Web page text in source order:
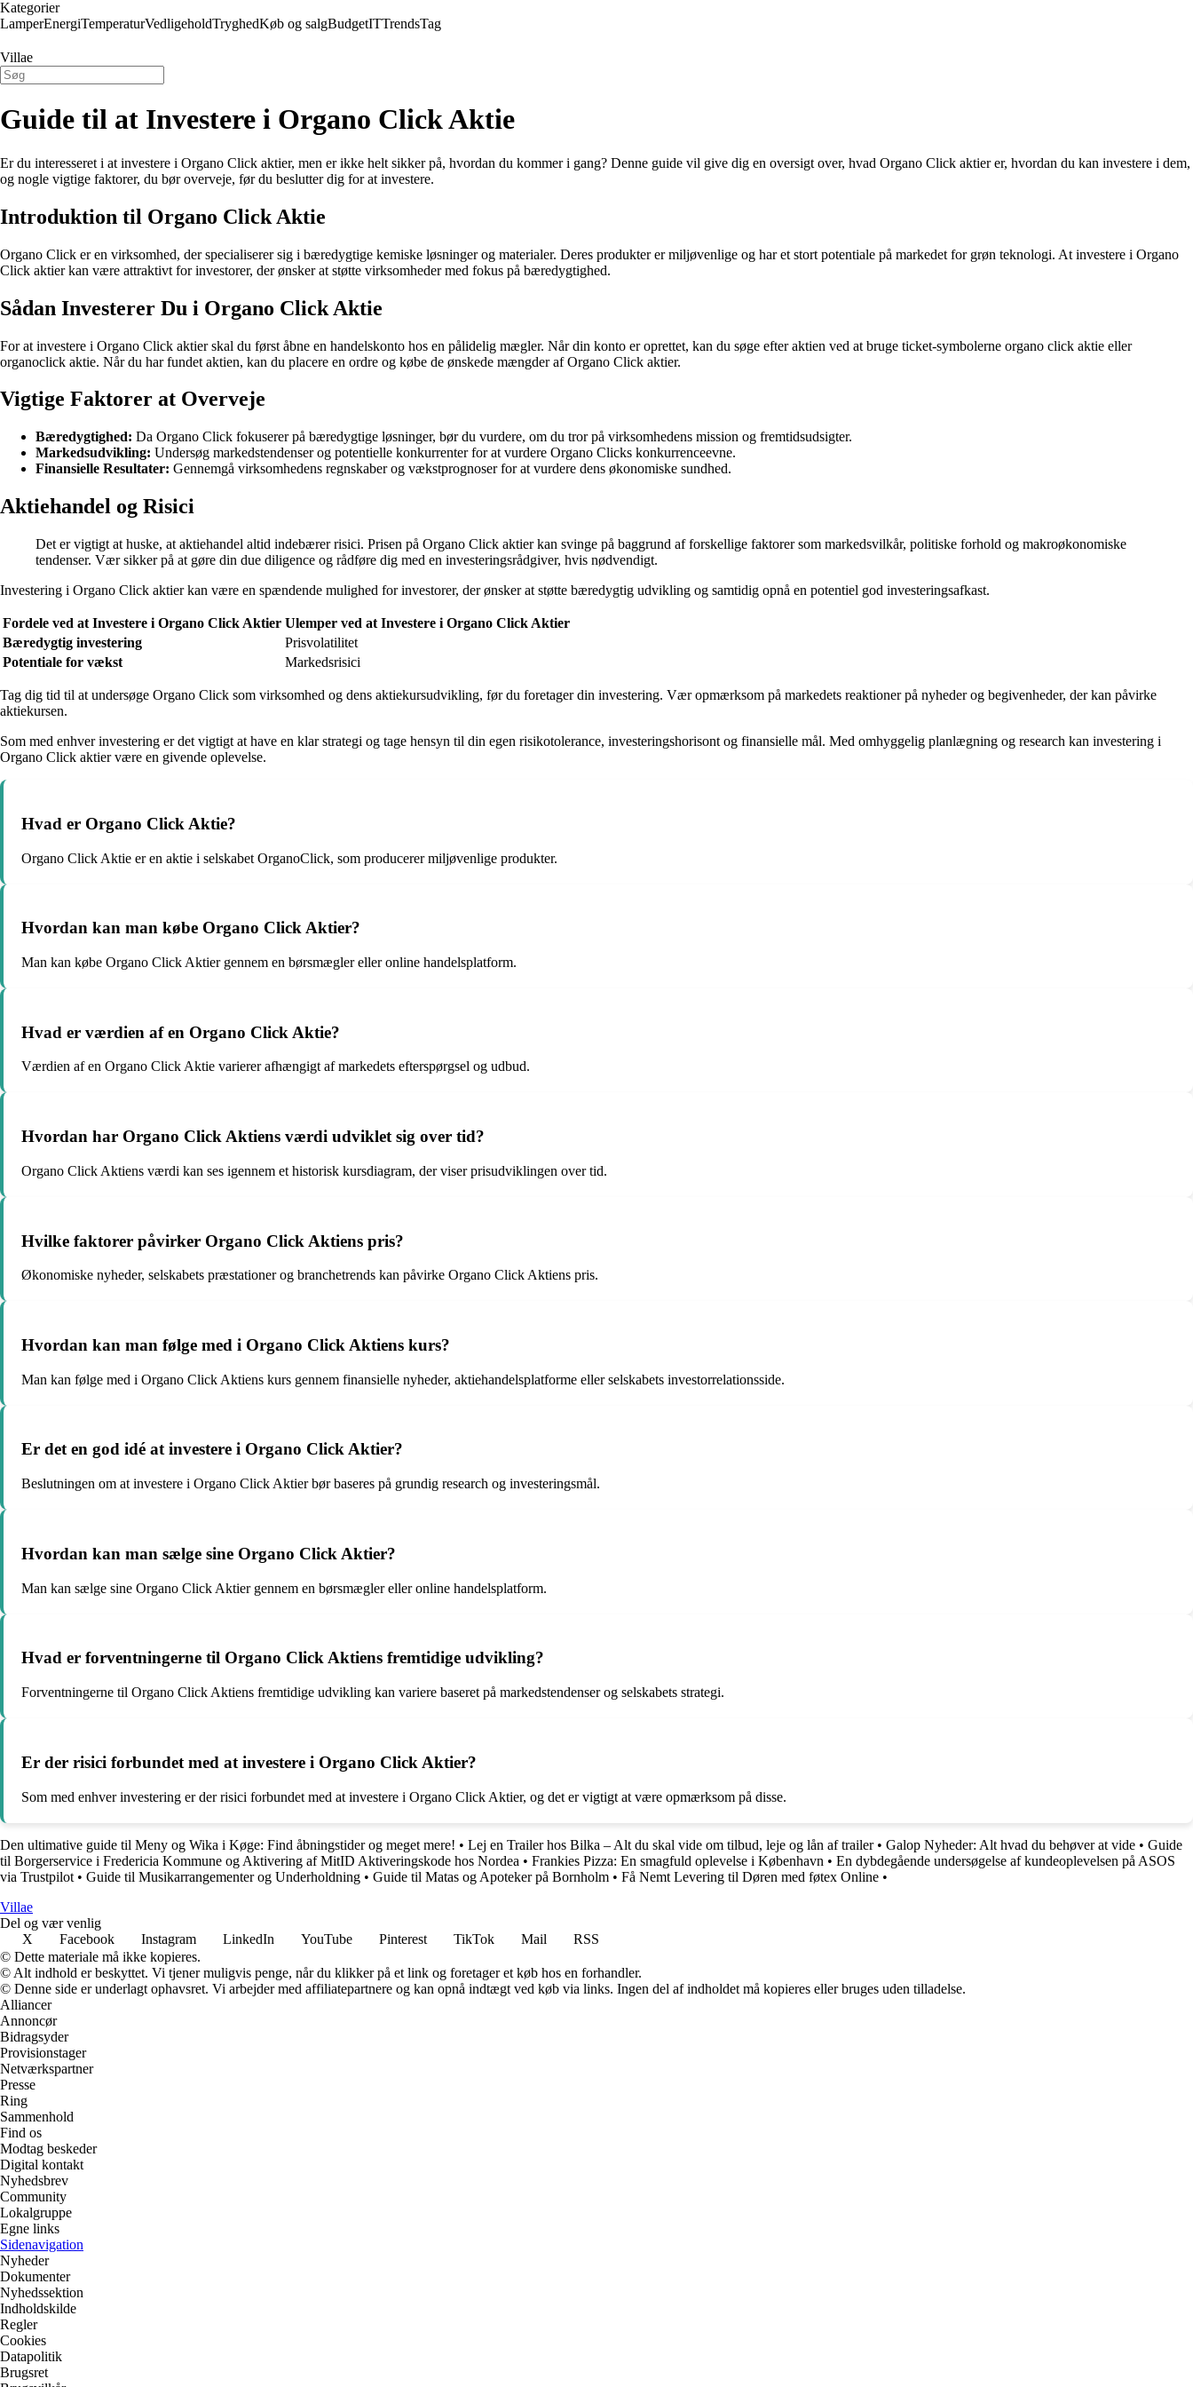
Kategorier
LamperEnergiTemperaturVedligeholdTryghedKøb og salgBudgetITTrendsTag
Villae
Guide til at Investere i Organo Click Aktie
Er du interesseret i at investere i Organo Click aktier, men er ikke helt sikker på, hvordan du kommer i gang? Denne guide vil give dig en oversigt over, hvad Organo Click aktier er, hvordan du kan investere i dem,
og nogle vigtige faktorer, du bør overveje, før du beslutter dig for at investere.
Introduktion til Organo Click Aktie
Organo Click er en virksomhed, der specialiserer sig i bæredygtige kemiske løsninger og materialer. Deres produkter er miljøvenlige og har et stort potentiale på markedet for grøn teknologi. At investere i Organo
Click aktier kan være attraktivt for investorer, der ønsker at støtte virksomheder med fokus på bæredygtighed.
Sådan Investerer Du i Organo Click Aktie
For at investere i Organo Click aktier skal du først åbne en handelskonto hos en pålidelig mægler. Når din konto er oprettet, kan du søge efter aktien ved at bruge ticket-symbolerne organo click aktie eller
organoclick aktie. Når du har fundet aktien, kan du placere en ordre og købe de ønskede mængder af Organo Click aktier.
Vigtige Faktorer at Overveje
Bæredygtighed: Da Organo Click fokuserer på bæredygtige løsninger, bør du vurdere, om du tror på virksomhedens mission og fremtidsudsigter.
Markedsudvikling: Undersøg markedstendenser og potentielle konkurrenter for at vurdere Organo Clicks konkurrenceevne.
Finansielle Resultater: Gennemgå virksomhedens regnskaber og vækstprognoser for at vurdere dens økonomiske sundhed.
Aktiehandel og Risici
Det er vigtigt at huske, at aktiehandel altid indebærer risici. Prisen på Organo Click aktier kan svinge på baggrund af forskellige faktorer som markedsvilkår, politiske forhold og makroøkonomiske
tendenser. Vær sikker på at gøre din due diligence og rådføre dig med en investeringsrådgiver, hvis nødvendigt.
Investering i Organo Click aktier kan være en spændende mulighed for investorer, der ønsker at støtte bæredygtig udvikling og samtidig opnå en potentiel god investeringsafkast.
Fordele ved at Investere i Organo Click Aktier Ulemper ved at Investere i Organo Click Aktier
Bæredygtig investering
Prisvolatilitet
Potentiale for vækst
Markedsrisici
Tag dig tid til at undersøge Organo Click som virksomhed og dens aktiekursudvikling, før du foretager din investering. Vær opmærksom på markedets reaktioner på nyheder og begivenheder, der kan påvirke
aktiekursen.
Som med enhver investering er det vigtigt at have en klar strategi og tage hensyn til din egen risikotolerance, investeringshorisont og finansielle mål. Med omhyggelig planlægning og research kan investering i
Organo Click aktier være en givende oplevelse.
Hvad er Organo Click Aktie?
Organo Click Aktie er en aktie i selskabet OrganoClick, som producerer miljøvenlige produkter.
Hvordan kan man købe Organo Click Aktier?
Man kan købe Organo Click Aktier gennem en børsmægler eller online handelsplatform.
Hvad er værdien af en Organo Click Aktie?
Værdien af en Organo Click Aktie varierer afhængigt af markedets efterspørgsel og udbud.
Hvordan har Organo Click Aktiens værdi udviklet sig over tid?
Organo Click Aktiens værdi kan ses igennem et historisk kursdiagram, der viser prisudviklingen over tid.
Hvilke faktorer påvirker Organo Click Aktiens pris?
Økonomiske nyheder, selskabets præstationer og branchetrends kan påvirke Organo Click Aktiens pris.
Hvordan kan man følge med i Organo Click Aktiens kurs?
Man kan følge med i Organo Click Aktiens kurs gennem finansielle nyheder, aktiehandelsplatforme eller selskabets investorrelationsside.
Er det en god idé at investere i Organo Click Aktier?
Beslutningen om at investere i Organo Click Aktier bør baseres på grundig research og investeringsmål.
Hvordan kan man sælge sine Organo Click Aktier?
Man kan sælge sine Organo Click Aktier gennem en børsmægler eller online handelsplatform.
Hvad er forventningerne til Organo Click Aktiens fremtidige udvikling?
Forventningerne til Organo Click Aktiens fremtidige udvikling kan variere baseret på markedstendenser og selskabets strategi.
Er der risici forbundet med at investere i Organo Click Aktier?
Som med enhver investering er der risici forbundet med at investere i Organo Click Aktier, og det er vigtigt at være opmærksom på disse.
Den ultimative guide til Meny og Wika i Køge: Find åbningstider og meget mere! • Lej en Trailer hos Bilka – Alt du skal vide om tilbud, leje og lån af trailer• Galop Nyheder: Alt hvad du behøver at vide • Guide
til Borgerservice i Fredericia Kommune og Aktivering af MitID Aktiveringskode hos Nordea • Frankies Pizza: En smagfuld oplevelse i København • En dybdegående undersøgelse af kundeoplevelsen på ASOS
via Trustpilot • Guide til Musikarrangementer og Underholdning • Guide til Matas og Apoteker på Bornholm • Få Nemt Levering til Døren med føtex Online •
Villae
Del og vær venlig
X
Facebook Instagram LinkedIn YouTube Pinterest TikTok Mail
RSS
© Dette materiale må ikke kopieres.
© Alt indhold er beskyttet. Vi tjener muligvis penge, når du klikker på et link og foretager et køb hos en forhandler.
© Denne side er underlagt ophavsret. Vi arbejder med affiliatepartnere og kan opnå indtægt ved køb via links. Ingen del af indholdet må kopieres eller bruges uden tilladelse.
Alliancer
Annoncør
Bidragsyder
Provisionstager
Netværkspartner
Presse
Ring
Sammenhold
Find os
Modtag beskeder
Digital kontakt
Nyhedsbrev
Community
Lokalgruppe
Egne links
Sidenavigation
Nyheder
Dokumenter
Nyhedssektion
Indholdskilde
Regler
Cookies
Datapolitik
Brugsret